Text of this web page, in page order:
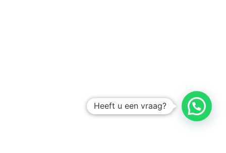
Heeft u een vraag?